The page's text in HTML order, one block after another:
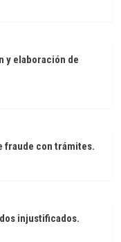
y elaboración de
fraude con trámites.
injustificados.